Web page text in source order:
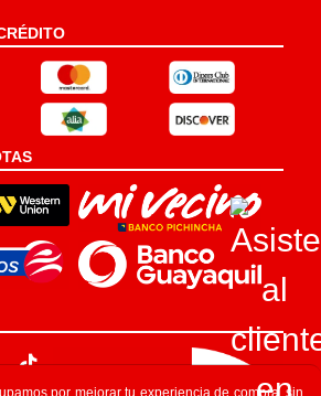
por mejorar tu experiencia de compra, sin